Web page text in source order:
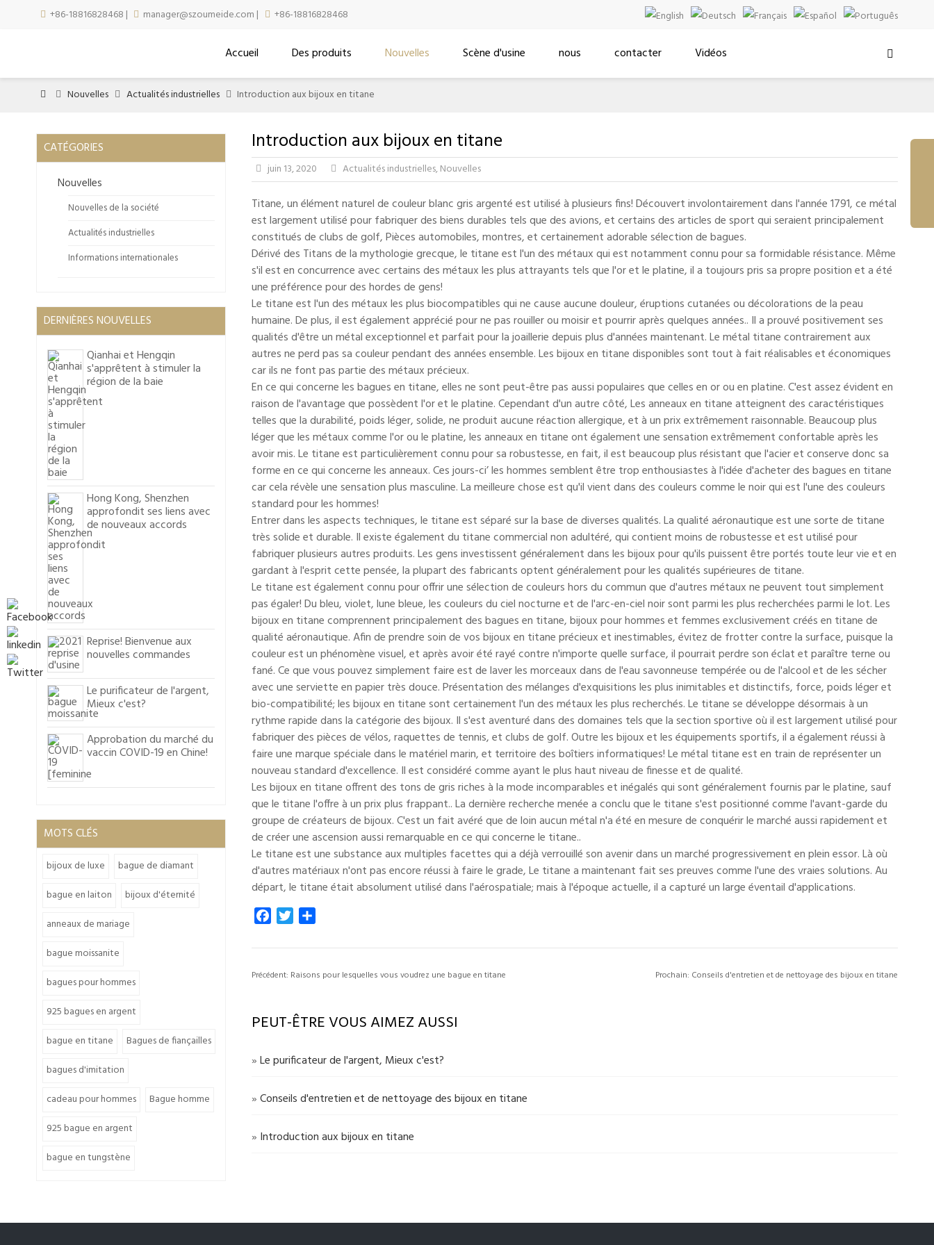
 +86-18816828468 |  manager@szoumeide.com |  +86-18816828468

Accueil Des produits Nouvelles Scène d'usine nous contacter Vidéos
  Nouvelles  Actualités industrielles  Introduction aux bijoux en titane
Introduction aux bijoux en titane
 juin 13, 2020  Actualités industrielles,Nouvelles
Titane, un élément naturel de couleur blanc gris argenté est utilisé à plusieurs fins! Découvert involontairement dans l'année 1791, ce métal
est largement utilisé pour fabriquer des biens durables tels que des avions, et certains des articles de sport qui seraient principalement
constitués de clubs de golf, Pièces automobiles, montres, et certainement adorable sélection de bagues.
Dérivé des Titans de la mythologie grecque, le titane est l'un des métaux qui est notamment connu pour sa formidable résistance. Même
s'il est en concurrence avec certains des métaux les plus attrayants tels que l'or et le platine, il a toujours pris sa propre position et a été
une préférence pour des hordes de gens!
Le titane est l'un des métaux les plus biocompatibles qui ne cause aucune douleur, éruptions cutanées ou décolorations de la peau
humaine. De plus, il est également apprécié pour ne pas rouiller ou moisir et pourrir après quelques années.. Il a prouvé positivement ses
qualités d'être un métal exceptionnel et parfait pour la joaillerie depuis plus d'années maintenant. Le métal titane contrairement aux
autres ne perd pas sa couleur pendant des années ensemble. Les bijoux en titane disponibles sont tout à fait réalisables et économiques
car ils ne font pas partie des métaux précieux.
En ce qui concerne les bagues en titane, elles ne sont peut-être pas aussi populaires que celles en or ou en platine. C'est assez évident en
raison de l'avantage que possèdent l'or et le platine. Cependant d'un autre côté, Les anneaux en titane atteignent des caractéristiques
telles que la durabilité, poids léger, solide, ne produit aucune réaction allergique, et à un prix extrêmement raisonnable. Beaucoup plus
léger que les métaux comme l'or ou le platine, les anneaux en titane ont également une sensation extrêmement confortable après les
avoir mis. Le titane est particulièrement connu pour sa robustesse, en fait, il est beaucoup plus résistant que l'acier et conserve donc sa
forme en ce qui concerne les anneaux. Ces jours-ci’ les hommes semblent être trop enthousiastes à l'idée d'acheter des bagues en titane
car cela révèle une sensation plus masculine. La meilleure chose est qu'il vient dans des couleurs comme le noir qui est l'une des couleurs
standard pour les hommes!
Entrer dans les aspects techniques, le titane est séparé sur la base de diverses qualités. La qualité aéronautique est une sorte de titane
très solide et durable. Il existe également du titane commercial non adultéré, qui contient moins de robustesse et est utilisé pour
fabriquer plusieurs autres produits. Les gens investissent généralement dans les bijoux pour qu'ils puissent être portés toute leur vie et en
gardant à l'esprit cette pensée, la plupart des fabricants optent généralement pour les qualités supérieures de titane.
Le titane est également connu pour offrir une sélection de couleurs hors du commun que d'autres métaux ne peuvent tout simplement
pas égaler! Du bleu, violet, lune bleue, les couleurs du ciel nocturne et de l'arc-en-ciel noir sont parmi les plus recherchées parmi le lot. Les
bijoux en titane comprennent principalement des bagues en titane, bijoux pour hommes et femmes exclusivement créés en titane de
qualité aéronautique. Afin de prendre soin de vos bijoux en titane précieux et inestimables, évitez de frotter contre la surface, puisque la
couleur est un phénomène visuel, et après avoir été rayé contre n'importe quelle surface, il pourrait perdre son éclat et paraître terne ou
fané. Ce que vous pouvez simplement faire est de laver les morceaux dans de l'eau savonneuse tempérée ou de l'alcool et de les sécher
avec une serviette en papier très douce. Présentation des mélanges d'exquisitions les plus inimitables et distinctifs, force, poids léger et
bio-compatibilité; les bijoux en titane sont certainement l'un des métaux les plus recherchés. Le titane se développe désormais à un
rythme rapide dans la catégorie des bijoux. Il s'est aventuré dans des domaines tels que la section sportive où il est largement utilisé pour
fabriquer des pièces de vélos, raquettes de tennis, et clubs de golf. Outre les bijoux et les équipements sportifs, il a également réussi à
faire une marque spéciale dans le matériel marin, et territoire des boîtiers informatiques! Le métal titane est en train de représenter un
nouveau standard d'excellence. Il est considéré comme ayant le plus haut niveau de finesse et de qualité.
Les bijoux en titane offrent des tons de gris riches à la mode incomparables et inégalés qui sont généralement fournis par le platine, sauf
que le titane l'offre à un prix plus frappant.. La dernière recherche menée a conclu que le titane s'est positionné comme l'avant-garde du
groupe de créateurs de bijoux. C'est un fait avéré que de loin aucun métal n'a été en mesure de conquérir le marché aussi rapidement et
de créer une ascension aussi remarquable en ce qui concerne le titane..
Le titane est une substance aux multiples facettes qui a déjà verrouillé son avenir dans un marché progressivement en plein essor. Là où
d'autres matériaux n'ont pas encore réussi à faire le grade, Le titane a maintenant fait ses preuves comme l'une des vraies solutions. Au
départ, le titane était absolument utilisé dans l'aérospatiale; mais à l'époque actuelle, il a capturé un large éventail d'applications.
FacebookTwitter
Précédent: Raisons pour lesquelles vous voudrez une bague en titane Prochain: Conseils d'entretien et de nettoyage des bijoux en titane
PEUT-ÊTRE VOUS AIMEZ AUSSI
»Le purificateur de l'argent, Mieux c'est?
»Conseils d'entretien et de nettoyage des bijoux en titane
» Introduction aux bijoux en titane
CATÉGORIES
Nouvelles
Nouvelles de la société
Actualités industrielles
Informations internationales
DERNIÈRES NOUVELLES
Qianhai et Hengqin
s'apprêtent à stimuler la
région de la baie
Hong Kong, Shenzhen
approfondit ses liens avec
de nouveaux accords
Reprise! Bienvenue aux
nouvelles commandes
Le purificateur de l'argent,
Mieux c'est?
Approbation du marché du
vaccin COVID-19 en Chine!
MOTS CLÉS
bijoux de luxe
bague de diamant
bague en laiton
bijoux d'éternité
anneaux de mariage
bague moissanite
bagues pour hommes
925 bagues en argent
bague en titane
Bagues de fiançailles
bagues d'imitation
cadeau pour hommes
Bague homme
925 bague en argent
bague en tungstène